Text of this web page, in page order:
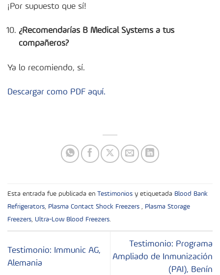
¡Por supuesto que sí!
¿Recomendarías B Medical Systems a tus
compañeros?
Ya lo recomiendo, sí.
Descargar como PDF aquí.
Esta entrada fue publicada en Testimonios y etiquetada Blood Bank
Refrigerators, Plasma Contact Shock Freezers , Plasma Storage
Freezers, Ultra-Low Blood Freezers.
Testimonio: Immunic AG,
Alemania
Testimonio: Programa
Ampliado de Inmunización
(PAI), Benín